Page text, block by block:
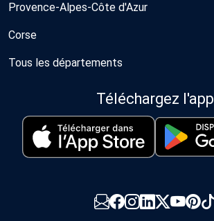
Provence-Alpes-Côte d'Azur
Corse
Tous les départements
Téléchargez l'app